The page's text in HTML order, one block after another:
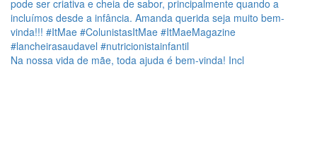
Na nossa vida de mãe, toda ajuda é bem-vinda! Incl